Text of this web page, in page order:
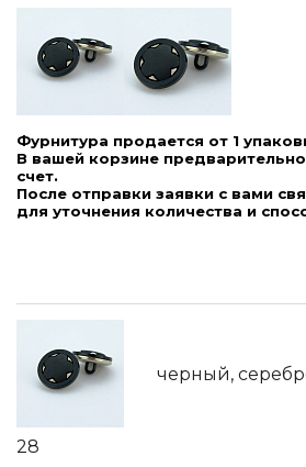
Фурнитура продается от 1
В вашей корзине
счет.
После отправки заявки с вами
для уточнения количества и
черный,
28